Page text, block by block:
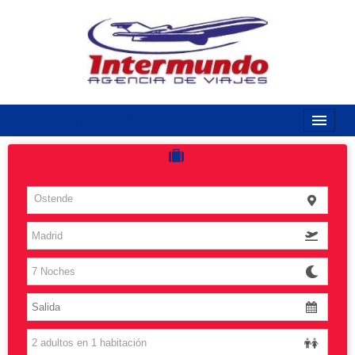
Costas
Vuelos
Islas
Caribe
Grandes Viajes
Ostende